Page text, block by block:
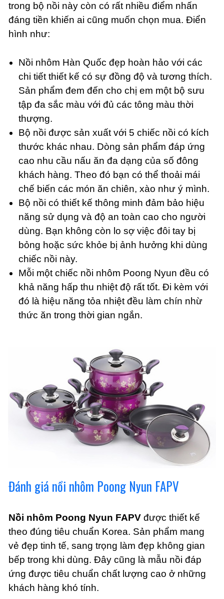
trong bộ nồi này còn có rất nhiều điểm nhấn
đáng tiền khiến ai cũng muốn chọn mua. Điển
hình như:
Nồi nhôm Hàn Quốc đẹp hoàn hảo với các
chi tiết thiết kế có sự đồng độ và tương thích.
Sản phẩm đem đến cho chị em một bộ sưu
tập đa sắc màu với đủ các tông màu thời
thượng.
Bộ nồi được sản xuất với 5 chiếc nồi có kích
thước khác nhau. Dòng sản phẩm đáp ứng
cao nhu cầu nấu ăn đa dạng của số đông
khách hàng. Theo đó bạn có thể thoải mái
chế biến các món ăn chiên, xào như ý mình.
Bộ nồi có thiết kế thông minh đảm bảo hiệu
năng sử dụng và độ an toàn cao cho người
dùng. Bạn không còn lo sợ việc đôi tay bị
bỏng hoặc sức khỏe bị ảnh hưởng khi dùng
chiếc nồi này.
Mỗi một chiếc nồi nhôm Poong Nyun đều có
khả năng hấp thu nhiệt độ rất tốt. Đi kèm với
đó là hiệu năng tỏa nhiệt đều làm chín nhừ
thức ăn trong thời gian ngắn.
Đánh giá nồi nhôm Poong Nyun FAPV
Nồi nhôm Poong Nyun FAPV được thiết kế
theo đúng tiêu chuẩn Korea. Sản phẩm mang
vẻ đẹp tinh tế, sang trọng làm đẹp không gian
bếp trong khi dùng. Đây cũng là mẫu nồi đáp
ứng được tiêu chuẩn chất lượng cao ở những
khách hàng khó tính.